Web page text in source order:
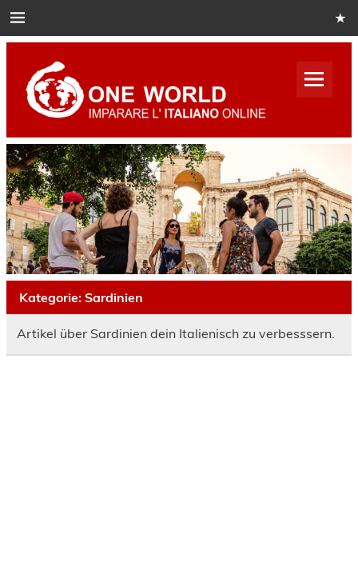
to
One
Kategorie: Sardinien
Artikel über Sardinien dein Italienisch zu verbesssern.